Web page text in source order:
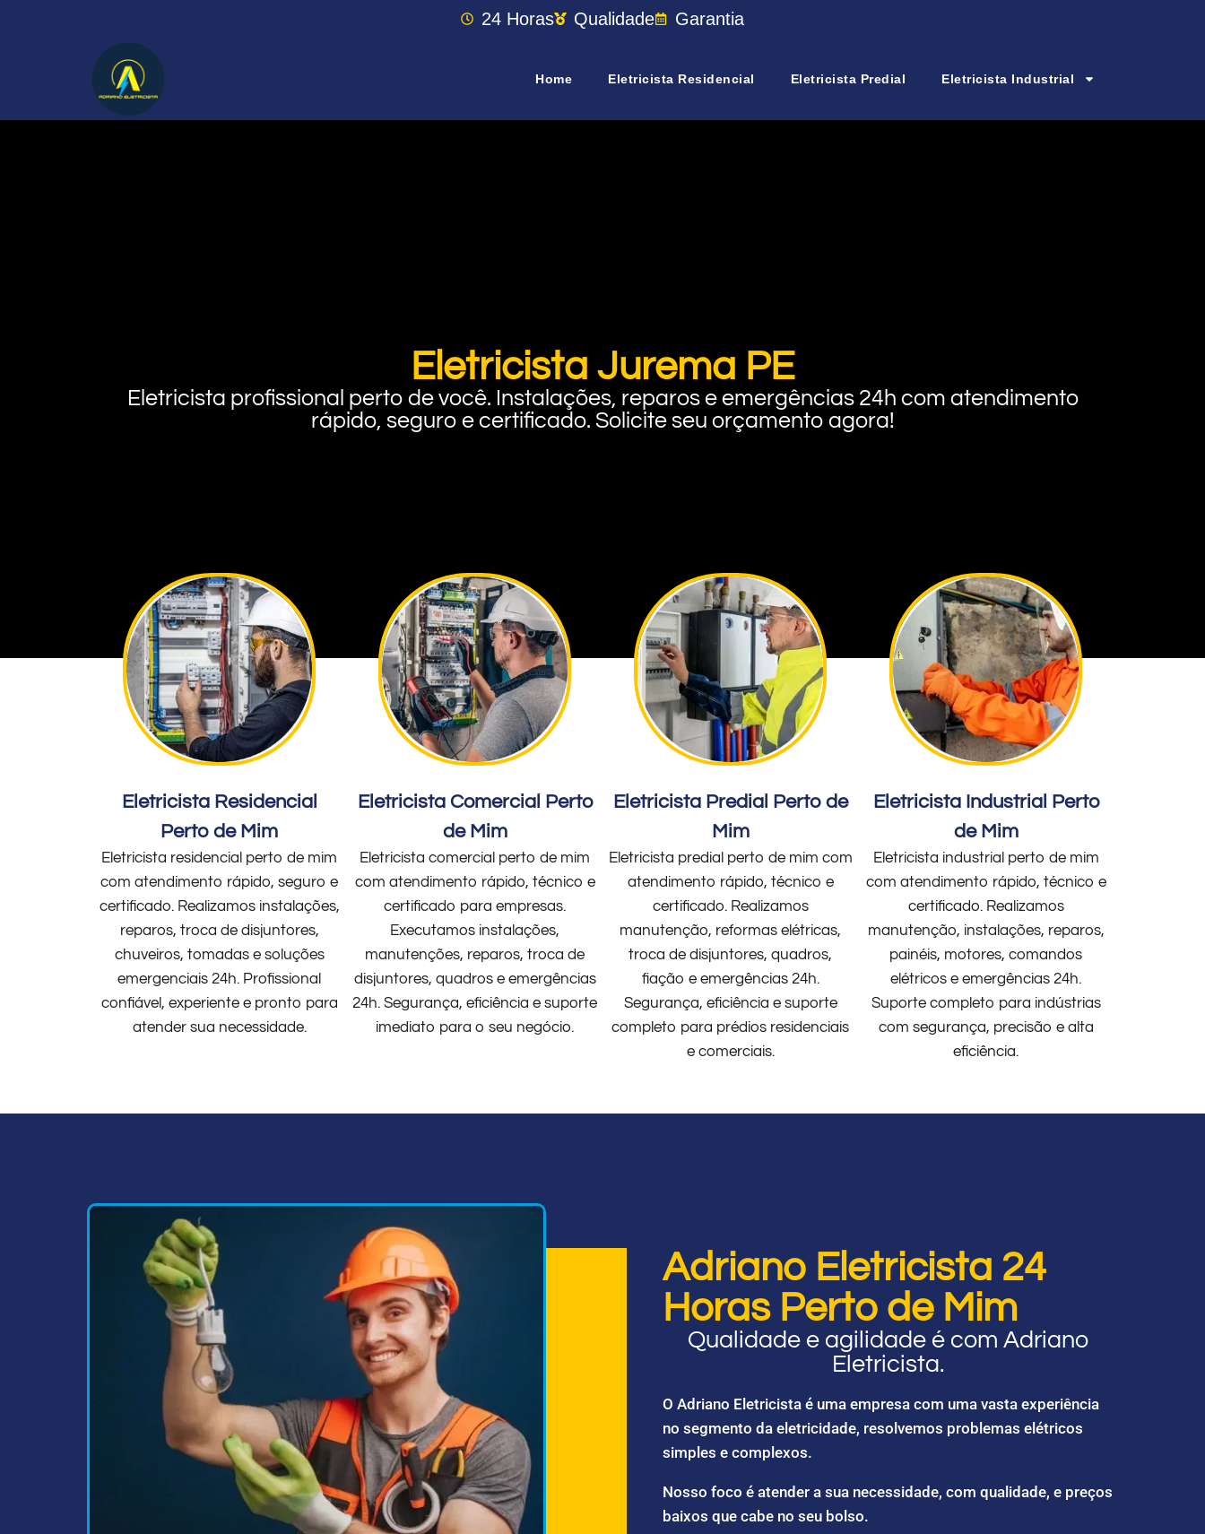
24 Horas Qualidade Garantia
Home Eletricista Residencial Eletricista Predial Eletricista Industrial
Eletricista Jurema PE
Eletricista profissional perto de você. Instalações, reparos e emergências 24h com atendimento
rápido, seguro e certificado. Solicite seu orçamento agora!
Eletricista Residencial
Perto de Mim
Eletricista residencial perto de mim
com atendimento rápido, seguro e
certificado. Realizamos instalações,
reparos, troca de disjuntores,
chuveiros, tomadas e soluções
emergenciais 24h. Profissional
confiável, experiente e pronto para
atender sua necessidade.
Eletricista Comercial Perto
de Mim
Eletricista comercial perto de mim
com atendimento rápido, técnico e
certificado para empresas.
Executamos instalações,
manutenções, reparos, troca de
disjuntores, quadros e emergências
24h. Segurança, eficiência e suporte
imediato para o seu negócio.
Eletricista Predial Perto de
Mim
Eletricista predial perto de mim com
atendimento rápido, técnico e
certificado. Realizamos
manutenção, reformas elétricas,
troca de disjuntores, quadros,
fiação e emergências 24h.
Segurança, eficiência e suporte
completo para prédios residenciais
e comerciais.
Eletricista Industrial Perto
de Mim
Eletricista industrial perto de mim
com atendimento rápido, técnico e
certificado. Realizamos
manutenção, instalações, reparos,
painéis, motores, comandos
elétricos e emergências 24h.
Suporte completo para indústrias
com segurança, precisão e alta
eficiência.
Adriano Eletricista 24
Horas Perto de Mim
Qualidade e agilidade é com Adriano
Eletricista.
O Adriano Eletricista é uma empresa com uma vasta experiência
no segmento da eletricidade, resolvemos problemas elétricos
simples e complexos.
Nosso foco é atender a sua necessidade, com qualidade, e preços
baixos que cabe no seu bolso.